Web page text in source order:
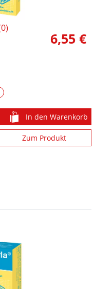
0
6,55 €
In den Warenkorb
Zum Produkt